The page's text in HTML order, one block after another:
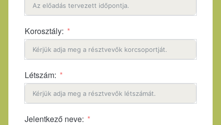
Korosztály:
Létszám:
Jelentkező neve: